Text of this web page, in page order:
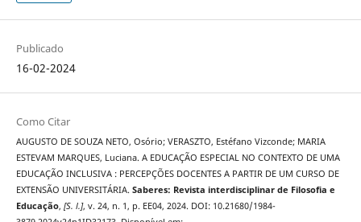
Publicado
16-02-2024
Como Citar
AUGUSTO DE SOUZA NETO, Osório; VERASZTO, Estéfano Vizconde; MARIA
ESTEVAM MARQUES, Luciana. A EDUCAÇÃO ESPECIAL NO CONTEXTO DE UMA
EDUCAÇÃO INCLUSIVA : PERCEPÇÕES DOCENTES A PARTIR DE UM CURSO DE
EXTENSÃO UNIVERSITÁRIA. Saberes: Revista interdisciplinar de Filosofia e
Educação, [S. l.], v. 24, n. 1, p. EE04, 2024. DOI: 10.21680/1984-